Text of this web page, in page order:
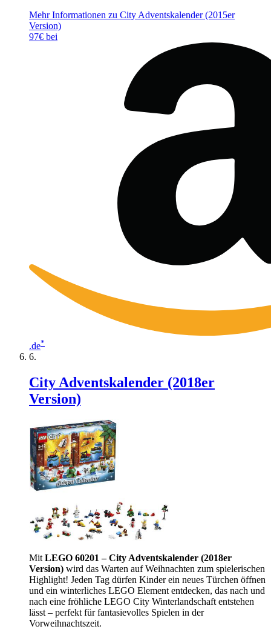
Mehr Informationen zu City Adventskalender (2015er
Version)
97€ bei
.de*
City Adventskalender (2018er
Version)
Mit LEGO 60201 – City Adventskalender (2018er
Version) wird das Warten auf Weihnachten zum spielerischen
Highlight! Jeden Tag dürfen Kinder ein neues Türchen öffnen
und ein winterliches LEGO Element entdecken, das nach und
nach eine fröhliche LEGO City Winterlandschaft entstehen
lässt – perfekt für fantasievolles Spielen in der
Vorweihnachtszeit.